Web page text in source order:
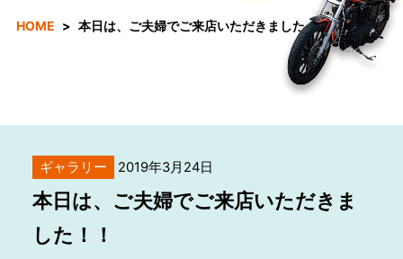
HOME 本日は、ご夫婦でご来店いただきました！！
ギャラリー 2019年3月24日
本日は、ご夫婦でご来店いただきま
した！！